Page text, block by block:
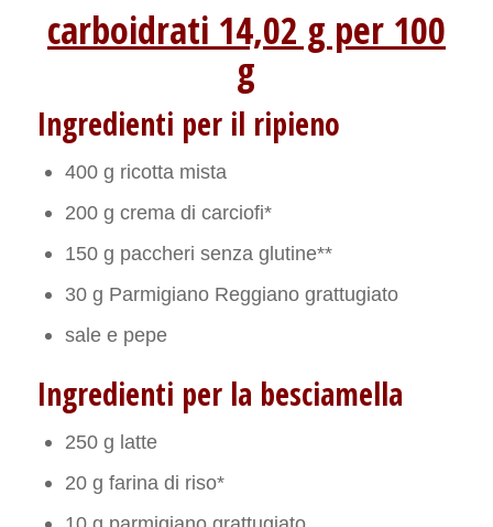
carboidrati 14,02 g per 100
g
Ingredienti per il ripieno
400 g ricotta mista
200 g crema di carciofi*
150 g paccheri senza glutine**
30 g Parmigiano Reggiano grattugiato
sale e pepe
Ingredienti per la besciamella
250 g latte
20 g farina di riso*